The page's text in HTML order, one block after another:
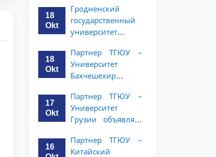
мобильности для
студентов 2–3
курсов ТГЮУ
академической
мобильности для
студентов 2–3
18
Okt
Гродненский
государственный
университет
Купалы объявляет
программу
академической
студентов 2-3
курсов ТГЮУ
18
Okt
Партнер ТГЮУ –
Университет
Бахчешехир
программе
академической
мобильности для
курсов
17
Okt
Партнер ТГЮУ –
Университет
Грузии объявляет
академической
мобильности для
16
Партнер ТГЮУ –
Китайский